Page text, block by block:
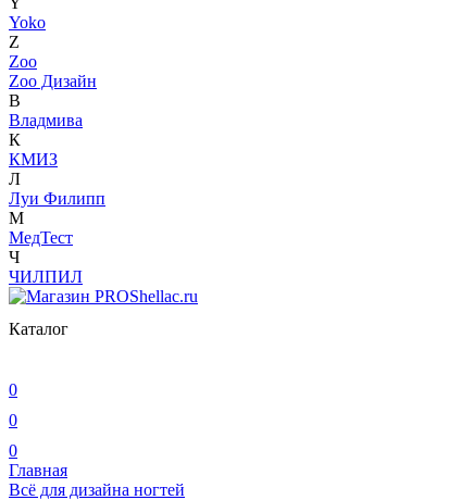
Yoko
Z
Zoo
Zoo Дизайн
В
Владмива
К
КМИЗ
Л
Луи Филипп
М
МедТест
Ч
ЧИЛПИЛ
Каталог
0
0
0
Главная
Всё для дизайна ногтей